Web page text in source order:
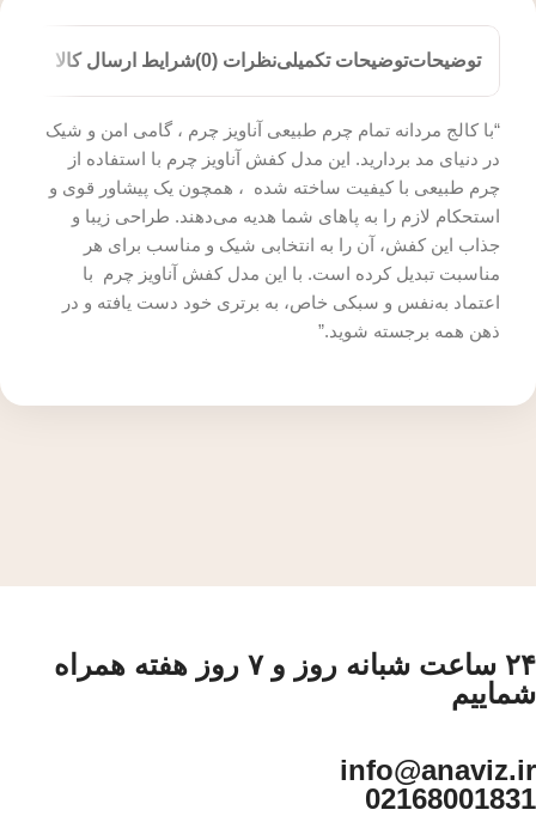
توضیحاتتوضیحات تکمیلینظرات (0) شرایط ارسال کالا
“با کالج مردانه تمام چرم طبیعی آناویز چرم ، گامی امن و شیک
در دنیای مد بردارید. این مدل کفش‌ آناویز چرم با استفاده از
چرم طبیعی با کیفیت ساخته شده‌ ، همچون یک پیشاور قوی و
استحکام لازم را به پاهای شما هدیه می‌دهند. طراحی زیبا و
جذاب این کفش‌، آن‌ را به انتخابی شیک و مناسب برای هر
مناسبت تبدیل کرده است. با این مدل کفش آناویز چرم با
اعتماد به‌نفس و سبکی خاص، به برتری خود دست یافته و در
ذهن همه برجسته شوید.”
۲۴ ساعت شبانه روز و ۷ روز هفته همراه
شماییم
info@anaviz.ir
02168001831